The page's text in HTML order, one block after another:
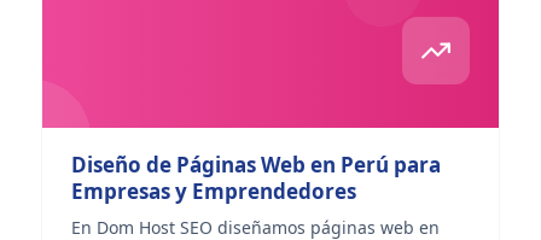
Diseño de Páginas Web en Perú para
Empresas y Emprendedores
En Dom Host SEO diseñamos páginas web en